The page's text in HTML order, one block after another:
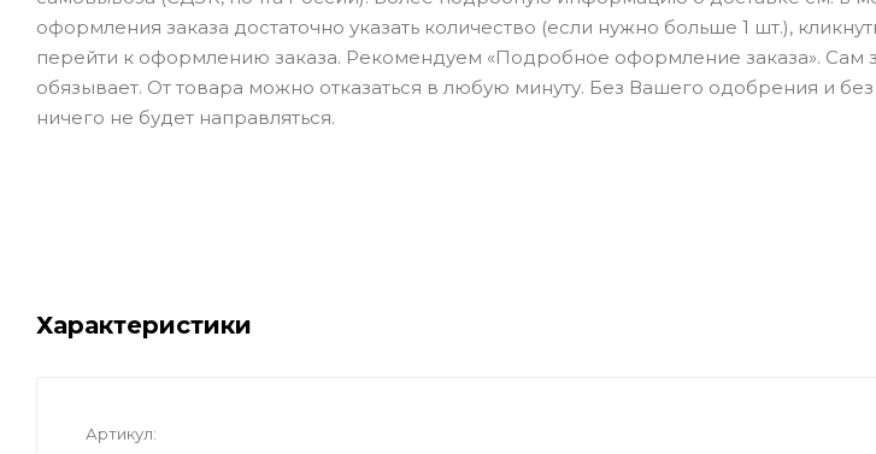
оформления заказа достаточно указать количество (если нужно больше 1 шт.),
перейти к оформлению заказа. Рекомендуем «Подробное оформление заказа». Сам
обязывает. От товара можно отказаться в любую минуту. Без Вашего одобрения и
ничего не будет направляться.
Характеристики
Артикул